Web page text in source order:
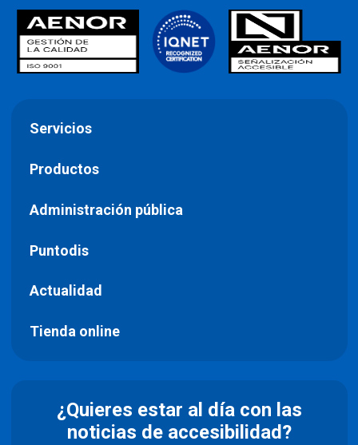
Servicios
Productos
Administración pública
Puntodis
Actualidad
Tienda online
¿Quieres estar al día con las
noticias de accesibilidad?